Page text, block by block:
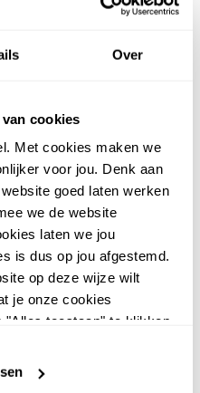
Over
cookies
Met cookies maken we
voor jou. Denk aan
goed laten werken
we de website
laten we jou
is dus op jou afgestemd.
op deze wijze wilt
je onze cookies
toestaan" te klikken.